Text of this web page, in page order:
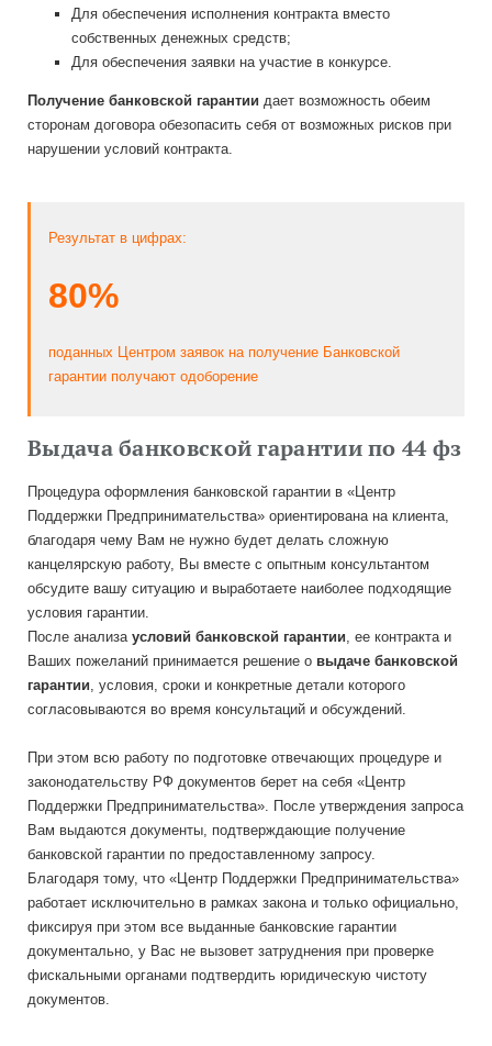
Для обеспечения исполнения контракта вместо
собственных денежных средств;
Для обеспечения заявки на участие в конкурсе.
Получение банковской гарантии дает возможность обеим
сторонам договора обезопасить себя от возможных рисков при
нарушении условий контракта.
Результат в цифрах:
80%
поданных Центром заявок на получение Банковской
гарантии получают одоборение
Выдача банковской гарантии по 44 фз
Процедура оформления банковской гарантии в «Центр
Поддержки Предпринимательства» ориентирована на клиента,
благодаря чему Вам не нужно будет делать сложную
канцелярскую работу, Вы вместе с опытным консультантом
обсудите вашу ситуацию и выработаете наиболее подходящие
условия гарантии.
После анализа условий банковской гарантии , ее контракта и
Ваших пожеланий принимается решение о выдаче банковской
гарантии , условия, сроки и конкретные детали которого
согласовываются во время консультаций и обсуждений.
При этом всю работу по подготовке отвечающих процедуре и
законодательству РФ документов берет на себя «Центр
Поддержки Предпринимательства». После утверждения запроса
Вам выдаются документы, подтверждающие получение
банковской гарантии по предоставленному запросу.
Благодаря тому, что «Центр Поддержки Предпринимательства»
работает исключительно в рамках закона и только официально,
фиксируя при этом все выданные банковские гарантии
документально, у Вас не вызовет затруднения при проверке
фискальными органами подтвердить юридическую чистоту
документов.